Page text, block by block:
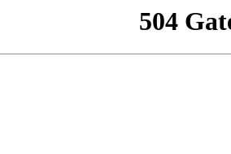
504